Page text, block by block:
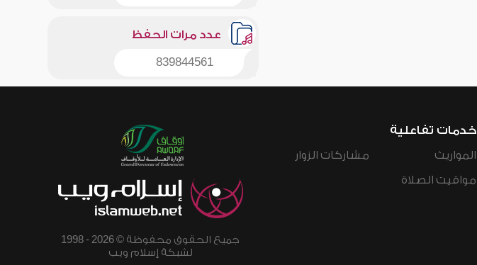
عدد مرات الحفظ
839844561
خدمات تفاعلية
المواريث
مواقيت الصلاة
مشاركات الزوار
جميع الحقوق محفوظة © 2026 - 1998
لشبكة إسلام ويب